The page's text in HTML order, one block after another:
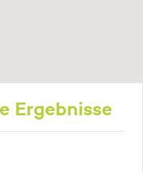
Ergebnisse